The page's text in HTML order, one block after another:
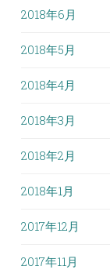
2018年6月
2018年5月
2018年4月
2018年3月
2018年2月
2018年1月
2017年12月
2017年11月